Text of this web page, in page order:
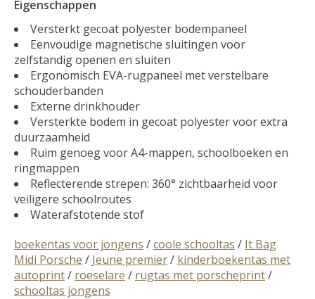
Eigenschappen
Versterkt gecoat polyester bodempaneel
Eenvoudige magnetische sluitingen voor
zelfstandig openen en sluiten
Ergonomisch EVA-rugpaneel met verstelbare
schouderbanden
Externe drinkhouder
Versterkte bodem in gecoat polyester voor extra
duurzaamheid
Ruim genoeg voor A4-mappen, schoolboeken en
ringmappen
Reflecterende strepen: 360° zichtbaarheid voor
veiligere schoolroutes
Waterafstotende stof
boekentas voor jongens /coole schooltas / It Bag
Midi Porsche / Jeune premier/ kinderboekentas met
autoprint/ roeselare / rugtas met porscheprint/
schooltas jongens